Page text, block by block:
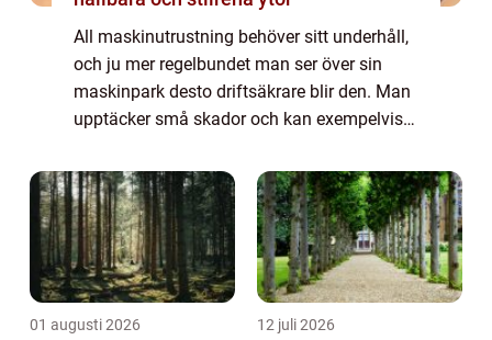
All maskinutrustning behöver sitt underhåll,
och ju mer regelbundet man ser över sin
maskinpark desto driftsäkrare blir den. Man
upptäcker små skador och kan exempelvis
du en anläggning i Umeå, bör du för...
01 augusti 2026 12 juli 2026